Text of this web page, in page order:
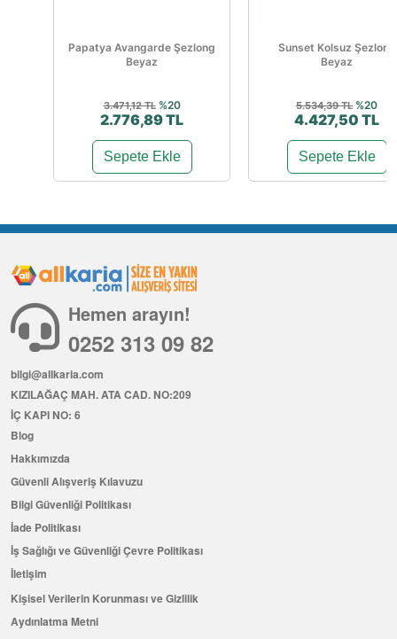
Papatya Avangarde Şezlong
Beyaz
3.471,12 TL %20
2.776,89 TL
Sepete Ekle
Sunset Kolsuz Şezlong
Beyaz
5.534,39 TL %20
4.427,50 TL
Sepete Ekle
Hemen arayın!
0252 313 09 82
bilgi@allkaria.com
KIZILAĞAÇ MAH. ATA CAD. NO:209
İÇ KAPI NO: 6
Blog
Hakkımızda
Güvenli Alışveriş Kılavuzu
Bilgi Güvenliği Politikası
İade Politikası
İş Sağlığı ve Güvenliği Çevre Politikası
İletişim
Kişisel Verilerin Korunması ve Gizlilik
Aydınlatma Metni